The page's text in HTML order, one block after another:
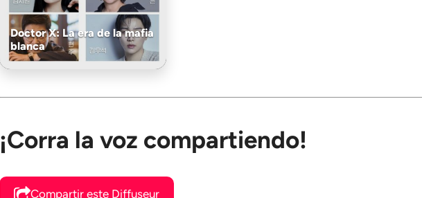
Doctor X: La era de la mafia
blanca
¡Corra la voz compartiendo!
Compartir este Diffuseur